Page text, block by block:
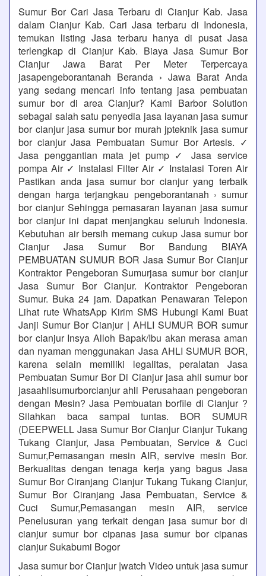
Sumur Bor Cari Jasa Terbaru di Cianjur Kab. Jasa
dalam Cianjur Kab. Cari Jasa terbaru di Indonesia,
temukan listing Jasa terbaru hanya di pusat Jasa
terlengkap di Cianjur Kab. Biaya Jasa Sumur Bor
Cianjur Jawa Barat Per Meter Terpercaya
jasapengeborantanah Beranda › Jawa Barat Anda
yang sedang mencari info tentang jasa pembuatan
sumur bor di area Cianjur? Kami Barbor Solution
sebagai salah satu penyedia jasa layanan jasa sumur
bor cianjur jasa sumur bor murah jpteknik jasa sumur
bor cianjur Jasa Pembuatan Sumur Bor Artesis. ✓
Jasa penggantian mata jet pump ✓ Jasa service
pompa Air ✓ Instalasi Filter Air ✓ Instalasi Toren Air
Pastikan anda jasa sumur bor cianjur yang terbaik
dengan harga terjangkau pengeborantanah › sumur
bor cianjur Sehingga pemasaran layanan jasa sumur
bor cianjur ini dapat menjangkau seluruh Indonesia.
Kebutuhan air bersih memang cukup Jasa sumur bor
Cianjur Jasa Sumur Bor Bandung BIAYA
PEMBUATAN SUMUR BOR Jasa Sumur Bor Cianjur
Kontraktor Pengeboran Sumurjasa sumur bor cianjur
Jasa Sumur Bor Cianjur. Kontraktor Pengeboran
Sumur. Buka 24 jam. Dapatkan Penawaran Telepon
Lihat rute WhatsApp Kirim SMS Hubungi Kami Buat
Janji Sumur Bor Cianjur | AHLI SUMUR BOR sumur
bor cianjur Insya Alloh Bapak/Ibu akan merasa aman
dan nyaman menggunakan Jasa AHLI SUMUR BOR,
karena selain memiliki legalitas, peralatan Jasa
Pembuatan Sumur Bor Di Cianjur jasa ahli sumur bor
jasaahlisumurborcianjur ahli Perusahaan pengeboran
dengan Mesin? Jasa Pembuatan borfile di Cianjur ?
Silahkan baca sampai tuntas. BOR SUMUR
(DEEPWELL Jasa Sumur Bor Cianjur Cianjur Tukang
Tukang Cianjur, Jasa Pembuatan, Service & Cuci
Sumur,Pemasangan mesin AIR, servive mesin Bor.
Berkualitas dengan tenaga kerja yang bagus Jasa
Sumur Bor Ciranjang Cianjur Tukang Tukang Cianjur,
Sumur Bor Ciranjang Jasa Pembuatan, Service &
Cuci Sumur,Pemasangan mesin AIR, service
Penelusuran yang terkait dengan jasa sumur bor di
cianjur sumur bor cipanas jasa sumur bor cipanas
cianjur Sukabumi Bogor
Jasa sumur bor Cianjur |watch Video untuk jasa sumur